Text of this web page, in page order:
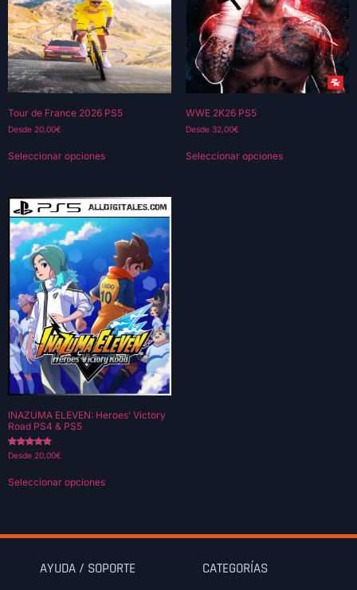
Tour de France 2026 PS5
Desde 20,00€
Seleccionar opciones
WWE 2K26 PS5
Desde 32,00€
Seleccionar opciones
INAZUMA ELEVEN: Heroes’ Victory
Road PS4 & PS5
Valorado con
5.00
Desde 20,00€
Seleccionar opciones
AYUDA / SOPORTE CATEGORÍAS